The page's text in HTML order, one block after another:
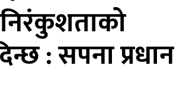
: सपना प्रधान